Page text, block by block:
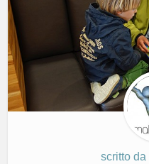
scritto da